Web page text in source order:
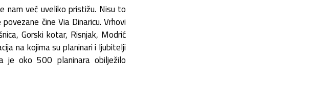
nam već uveliko pristižu. Nisu to
čine Via Dinaricu. Vrhovi
Gorski kotar, Risnjak, Modrić
na kojima su planinari i ljubitelji
je oko 500 planinara obilježilo